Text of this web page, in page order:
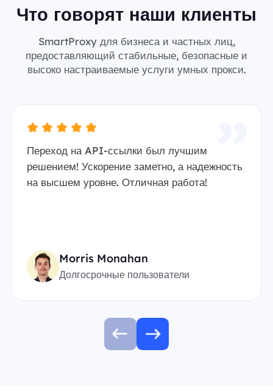
Что говорят наши клиенты
SmartProxy для бизнеса и частных лиц,
предоставляющий стабильные, безопасные и
высоко настраиваемые услуги умных прокси.
Переход на API-ссылки был лучшим
решением! Ускорение заметно, а надежность
на высшем уровне. Отличная работа!
Morris Monahan
Долгосрочные пользователи